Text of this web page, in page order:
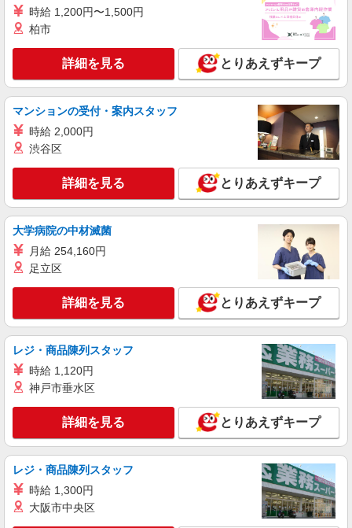
時給 1,200円〜1,500円
柏市
詳細を見る とりあえずキープ
マンションの受付・案内スタッフ
時給 2,000円
渋谷区
詳細を見る とりあえずキープ
大学病院の中材滅菌
月給 254,160円
足立区
詳細を見る とりあえずキープ
レジ・商品陳列スタッフ
時給 1,120円
神戸市垂水区
詳細を見る とりあえずキープ
レジ・商品陳列スタッフ
時給 1,300円
大阪市中央区